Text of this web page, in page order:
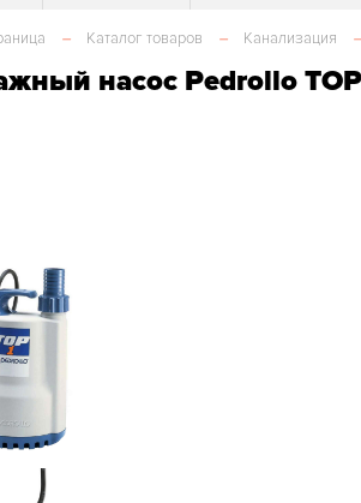
– Каталог товаров – Канализация –
насос Pedrollo